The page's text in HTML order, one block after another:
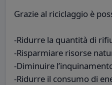
Grazie al riciclaggio è
-Ridurre la quantità di
-Risparmiare risorse
-Diminuire
-Ridurre il consumo di